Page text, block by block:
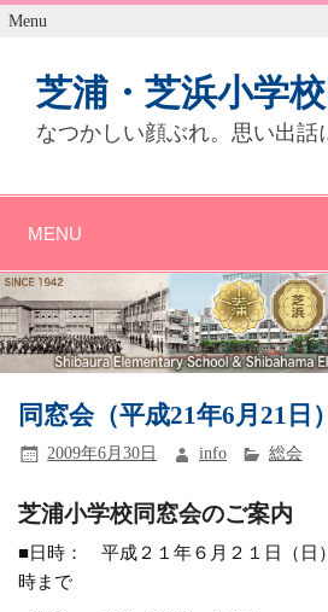
Menu
芝浦・芝浜小学
なつかしい顔ぶれ。思い出話
MENU
同窓会（平成21年6月21日）
2009年6月30日 info 総会
芝浦小学校同窓会のご案内
■日時： 平成２１年６月２１日（
時まで